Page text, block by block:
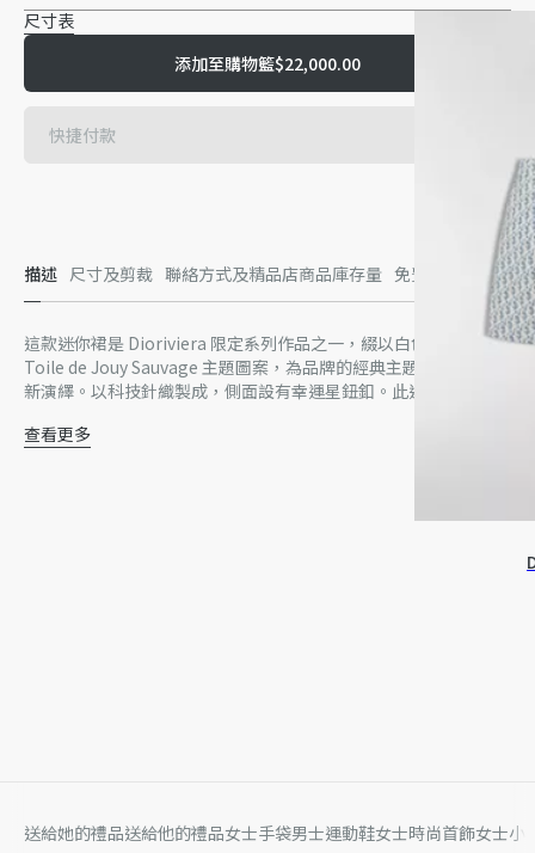
尺寸表
添加至購物籃$22,000.00
快捷付款
描述 尺寸及剪裁 聯絡方式及精品店商品庫存量 免費送貨及退換
這款迷你裙是 Dioriviera 限定系列作品之一，綴以白色和鈴蘭綠色
Toile de Jouy Sauvage 主題圖案，為品牌的經典主題圖案帶來全
新演繹。以科技針織製成，側面設有幸運星鈕釦。此迷你裙可配搭
側面鈕釦
查看更多
送給她的禮品送給他的禮品女士手袋男士運動鞋女士時尚首飾女士小